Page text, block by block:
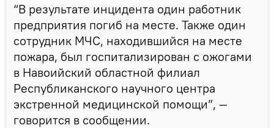
“В результате инцидента один работник
предприятия погиб на месте. Также один
сотрудник МЧС, находившийся на месте
пожара, был госпитализирован с ожогами
в Навоийский областной филиал
Республиканского научного центра
экстренной медицинской помощи”, —
говорится в сообщении.